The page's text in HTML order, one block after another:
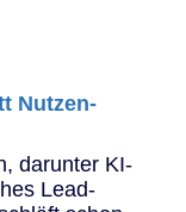
Nutzen-
darunter KI-
Lead-